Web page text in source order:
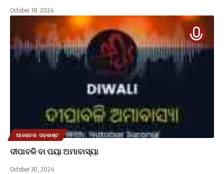
October 18, 2024
ଆଲୋଚନା ପଡ଼କାଷ୍ଟ
ଦୀପାବଳି ବା ପୟା ଅମାବାସ୍ୟା
October 30, 2024